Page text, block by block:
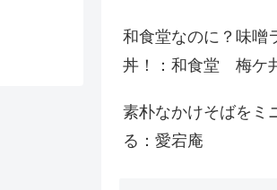
和食堂なのに？味噌
丼！：和食堂 梅ケ
素朴なかけそばをミ
る：愛宕庵